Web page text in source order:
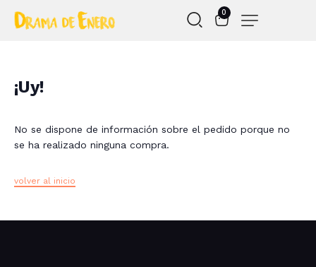
0
¡Uy!
No se dispone de información sobre el pedido porque no
se ha realizado ninguna compra.
volver al inicio